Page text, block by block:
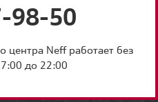
98-50
центра Neff работает без
до 22:00